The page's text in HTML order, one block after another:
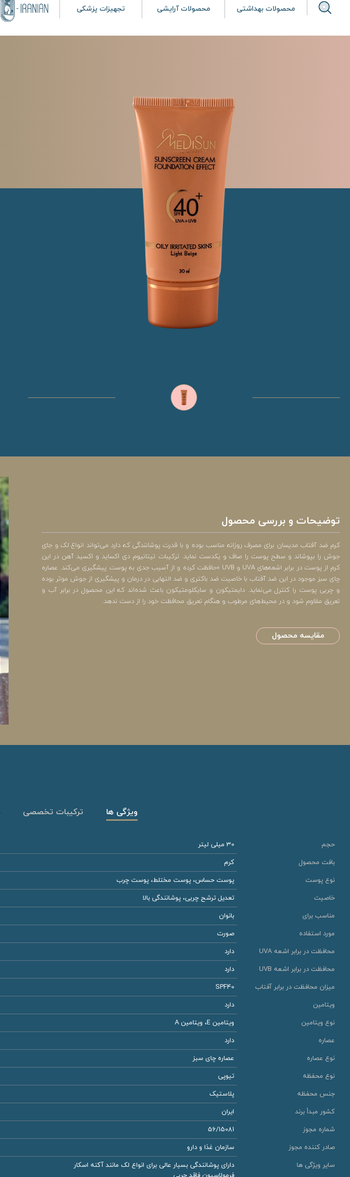
محصولات بهداشتی محصولات آرایشی تجهیزات پزشکی
توضیحات و بررسی محصول
کرم ضد آفتاب مدیسان برای مصرف روزانه مناسب بوده و با قدرت پوشانندگی که دارد می‌تواند انواع لک و جای
جوش را بپوشاند و سطح پوست را صاف و یکدست نماید. ترکیبات تیتانیوم دی اکساید و اکسید آهن در این
کرم از پوست در برابر اشعه‌های UVA و UVB »حافظت کرده و از آسیب جدی به پوست پیشگیری می‌کند. عصاره
چای سبز موجود در این ضد آفتاب با خاصیت ضد باکتری و ضد التهابی در درمان و پیشگیری از جوش موثر بوده
و چربی پوست را کنترل می‌نماید. دایمتیکون و سایکلومتیکون باعث شده‌اند که این محصول در برابر آب و
تعریق مقاوم شود و در محیط‌های مرطوب و هنگام تعریق محافظت خود را از دست ندهد.
مقایسه محصول
ویژگی ها ترکیبات تخصصی
حجم
30 میلی لیتر
بافت محصول
کرم
نوع پوست
پوست حساس، پوست مختلط، پوست چرب
خاصیت
تعدیل ترشح چربی، پوشانندگی بالا
مناسب برای
بانوان
مورد استفاده
صورت
محافظت در برابر اشعه UVA
دارد
محافظت در برابر اشعه UVB
دارد
میزان محافظت در برابر آفتاب
SPF40
ویتامین
دارد
نوع ویتامین
ویتامین E، ویتامین A
عصاره
دارد
نوع عصاره
عصاره چای سبز
نوع محفظه
تیوپی
جنس محفظه
پلاستیک
کشور مبدأ برند
ایران
شماره مجوز
56/15081
صادر کننده مجوز
سازمان غذا و دارو
سایر ویژگی ها
دارای پوشانندگی بسیار عالی برای انواع لک مانند آکنه اسکار